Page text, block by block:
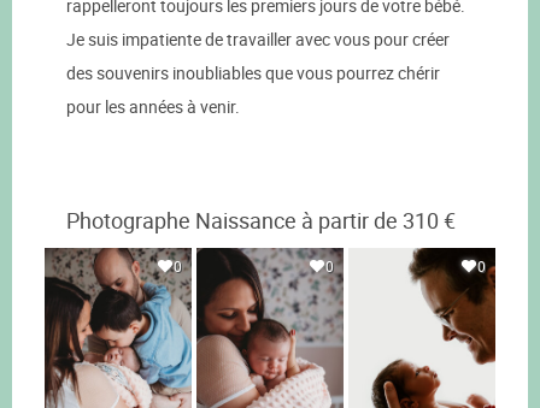
rappelleront toujours les premiers jours de votre bébé.
Je suis impatiente de travailler avec vous pour créer
des souvenirs inoubliables que vous pourrez chérir
pour les années à venir.
Photographe Naissance à partir de 310 €
0 0 0